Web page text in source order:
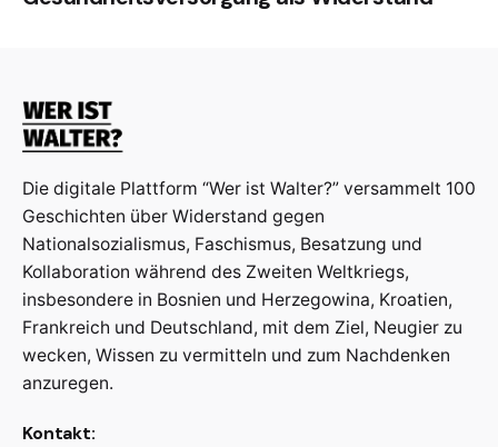
Die digitale Plattform “Wer ist Walter?” versammelt 100
Geschichten über Widerstand gegen
Nationalsozialismus, Faschismus, Besatzung und
Kollaboration während des Zweiten Weltkriegs,
insbesondere in Bosnien und Herzegowina, Kroatien,
Frankreich und Deutschland, mit dem Ziel, Neugier zu
wecken, Wissen zu vermitteln und zum Nachdenken
anzuregen.
Kontakt: